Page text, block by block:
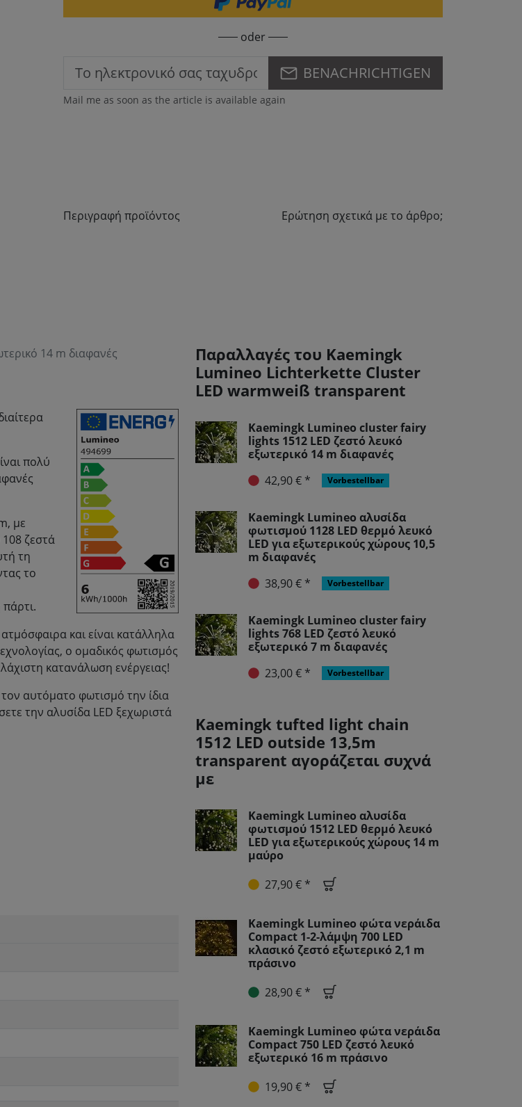
oder
BENACHRICHTIGEN
Mail me as soon as the article is available again
Περιγραφή προϊόντος Ερώτηση σχετικά με το άρθρο;
14 m διαφανές
πολύ
με
ζεστά
τη
το
και είναι κατάλληλα
ο ομαδικός φωτισμός
κατανάλωση ενέργειας!
αυτόματο φωτισμό την ίδια
την αλυσίδα LED ξεχωριστά
Παραλλαγές του Kaemingk
Lumineo Lichterkette Cluster
LED warmweiß transparent
Kaemingk Lumineo cluster fairy
lights 1512 LED ζεστό λευκό
εξωτερικό 14 m διαφανές
42,90 € *
Vorbestellbar
Kaemingk Lumineo αλυσίδα
φωτισμού 1128 LED θερμό λευκό
LED για εξωτερικούς χώρους 10,5
m διαφανές
38,90 € *
Vorbestellbar
Kaemingk Lumineo cluster fairy
lights 768 LED ζεστό λευκό
εξωτερικό 7 m διαφανές
23,00 € *
Vorbestellbar
Kaemingk tufted light chain
1512 LED outside 13,5m
transparent αγοράζεται συχνά
με
Kaemingk Lumineo αλυσίδα
φωτισμού 1512 LED θερμό λευκό
LED για εξωτερικούς χώρους 14 m
μαύρο
27,90 € *
Kaemingk Lumineo φώτα νεράιδα
Compact 1-2-λάμψη 700 LED
κλασικό ζεστό εξωτερικό 2,1 m
πράσινο
28,90 € *
Kaemingk Lumineo φώτα νεράιδα
Compact 750 LED ζεστό λευκό
εξωτερικό 16 m πράσινο
19,90 € *